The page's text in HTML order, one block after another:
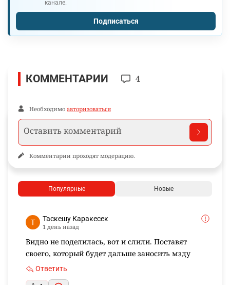
канале.
Подписаться
КОММЕНТАРИИ 4
Необходимо авторизоваться
Комментарии проходят модерацию.
Популярные Новые
Таскешу Каракесек
1 день назад
Видно не поделилась, вот и слили. Поставят
своего, который будет дальше заносить мзду
Ответить